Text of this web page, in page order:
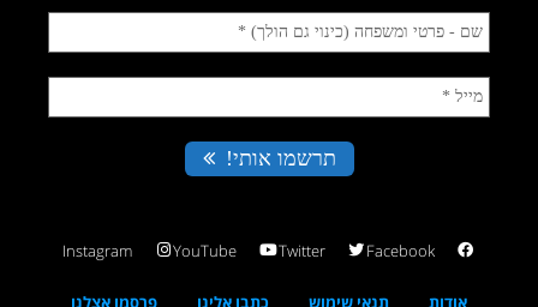
Facebook
Twitter
YouTube
Instagram
אודות תנאי שימוש כתבו אלינו פרסמו אצלנו